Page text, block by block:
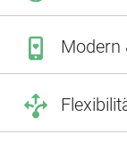
Modern